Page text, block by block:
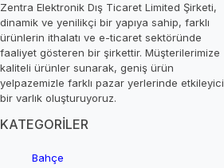
Zentra Elektronik Dış Ticaret Limited Şirketi,
dinamik ve yenilikçi bir yapıya sahip, farklı
ürünlerin ithalatı ve e-ticaret sektöründe
faaliyet gösteren bir şirkettir. Müşterilerimize
kaliteli ürünler sunarak, geniş ürün
yelpazemizle farklı pazar yerlerinde etkileyici
bir varlık oluşturuyoruz.
KATEGORİLER
Bahçe